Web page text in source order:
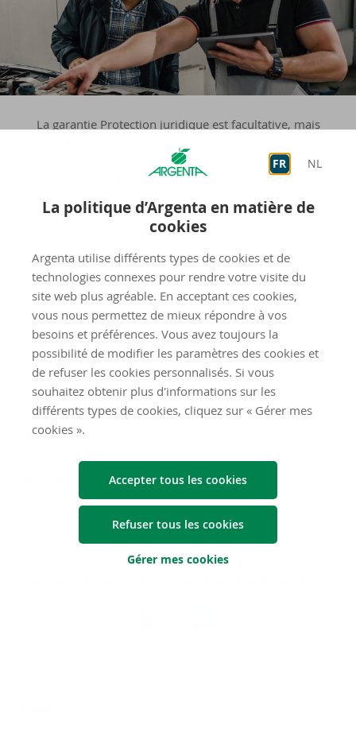
FR NL
La politique d’Argenta en matière de
cookies
Argenta utilise différents types de cookies et de
technologies connexes pour rendre votre visite du
site web plus agréable. En acceptant ces cookies,
vous nous permettez de mieux répondre à vos
besoins et préférences. Vous avez toujours la
possibilité de modifier les paramètres des cookies et
de refuser les cookies personnalisés. Si vous
souhaitez obtenir plus d'informations sur les
différents types de cookies, cliquez sur « Gérer mes
cookies ».
Accepter tous les cookies
Refuser tous les cookies
Gérer mes cookies
La garantie Protection juridique est facultative, mais
essentielle pour une couverture adéquate. Que vous soyez
impliqué(e) dans un litige avec votre garagiste, qu’une
station essence ait utilisé le mauvais carburant, qu’un car-
wash ait endommagé votre voiture ou qu’un centre de
contrôle technique ait indûment mis une carte rouge à votre
protection juridique pour les litiges contractuels et
administratifs.
Généralités